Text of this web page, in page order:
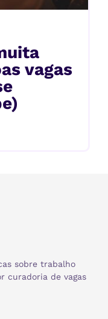
vagas
sobre trabalho
curadoria de vagas